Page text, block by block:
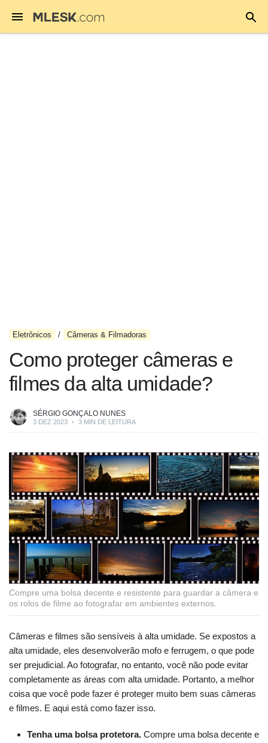
Eletrônicos Câmeras & Filmadoras
Como proteger câmeras e
filmes da alta umidade?
SÉRGIO GONÇALO NUNES
3 DEZ 2023 • 3 MIN DE LEITURA
Compre uma bolsa decente e resistente para guardar a câmera e
os rolos de filme ao fotografar em ambientes externos.
Câmeras e filmes são sensíveis à alta umidade. Se expostos a
alta umidade, eles desenvolverão mofo e ferrugem, o que pode
ser prejudicial. Ao fotografar, no entanto, você não pode evitar
completamente as áreas com alta umidade. Portanto, a melhor
coisa que você pode fazer é proteger muito bem suas câmeras
e filmes. E aqui está como fazer isso.
Tenha uma bolsa protetora. Compre uma bolsa decente e